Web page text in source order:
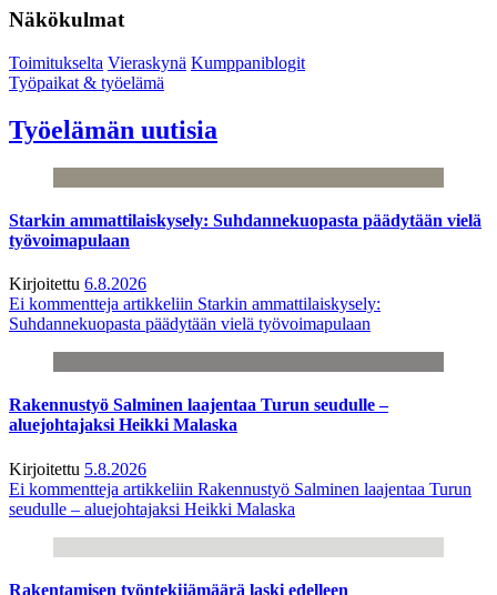
Näkökulmat
Toimitukselta Vieraskynä Kumppaniblogit
Työpaikat & työelämä
Työelämän uutisia
Starkin ammattilaiskysely: Suhdannekuopasta päädytään vielä
työvoimapulaan
Kirjoitettu 6.8.2026
Ei kommentteja artikkeliin Starkin ammattilaiskysely:
Suhdannekuopasta päädytään vielä työvoimapulaan
Rakennustyö Salminen laajentaa Turun seudulle –
aluejohtajaksi Heikki Malaska
Kirjoitettu 5.8.2026
Ei kommentteja artikkeliin Rakennustyö Salminen laajentaa Turun
seudulle – aluejohtajaksi Heikki Malaska
Rakentamisen työntekijämäärä laski edelleen